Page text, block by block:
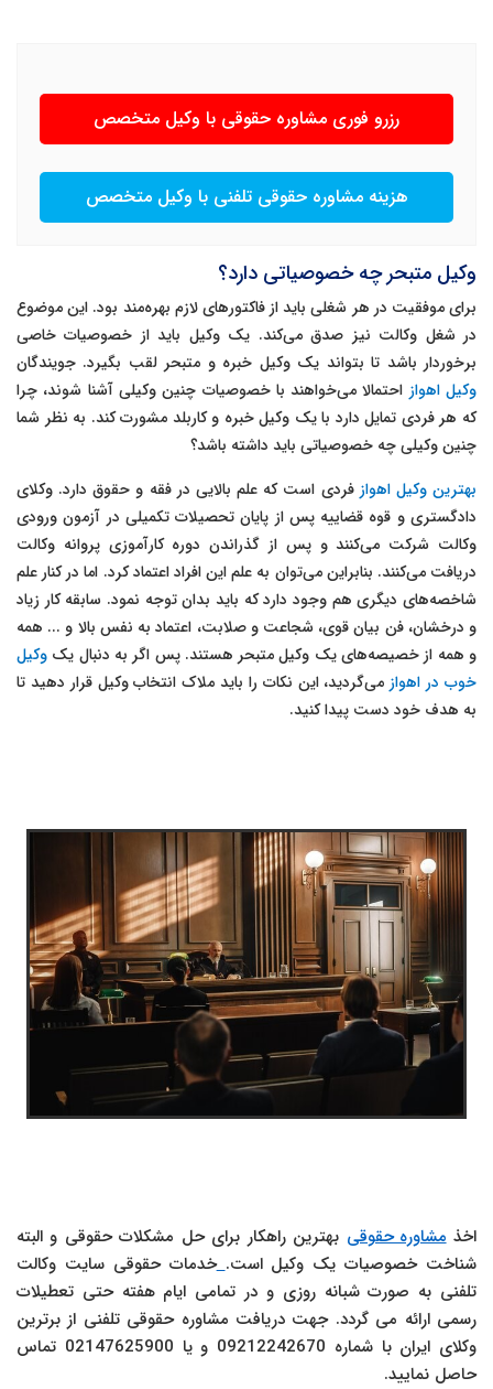
رزرو فوری مشاوره حقوقی با وکیل متخصص
هزینه مشاوره حقوقی تلفنی با وکیل متخصص
وکیل متبحر چه خصوصیاتی دارد؟
برای موفقیت در هر شغلی باید از فاکتورهای لازم بهره‌مند بود. این موضوع
در شغل وکالت نیز صدق می‌کند. یک وکیل باید از خصوصیات خاصی
برخوردار باشد تا بتواند یک وکیل خبره و متبحر لقب بگیرد. جویندگان
وکیل اهواز احتمالا می‌خواهند با خصوصیات چنین وکیلی آشنا شوند، چرا
که هر فردی تمایل دارد با یک وکیل خبره و کاربلد مشورت کند. به نظر شما
چنین وکیلی چه خصوصیاتی باید داشته باشد؟
بهترین وکیل اهوازفردی است که علم بالایی در فقه و حقوق دارد. وکلای
دادگستری و قوه قضاییه پس از پایان تحصیلات تکمیلی در آزمون ورودی
وکالت شرکت می‌کنند و پس از گذراندن دوره کارآموزی پروانه وکالت
دریافت می‌کنند. بنابراین می‌توان به علم این افراد اعتماد کرد. اما در کنار علم
شاخصه‌های دیگری هم وجود دارد که باید بدان توجه نمود. سابقه کار زیاد
و درخشان، فن بیان قوی، شجاعت و صلابت، اعتماد به نفس بالا و ... همه
و همه از خصیصه‌های یک وکیل متبحر هستند. پس اگر به دنبال یک وکیل
خوب در اهواز می‌گردید، این نکات را باید ملاک انتخاب وکیل قرار دهید تا
به هدف خود دست پیدا کنید.
اخذمشاوره حقوقی بهترین راهکار برای حل مشکلات حقوقی و البته
شناخت خصوصیات یک وکیل است. خدمات حقوقی سایت وکالت
تلفنی به صورت شبانه روزی و در تمامی ایام هفته حتی تعطیلات
رسمی ارائه می گردد. جهت دریافت مشاوره حقوقی تلفنی از برترین
وکلای ایران با شماره 09212242670 و یا 02147625900 تماس
حاصل نمایید.